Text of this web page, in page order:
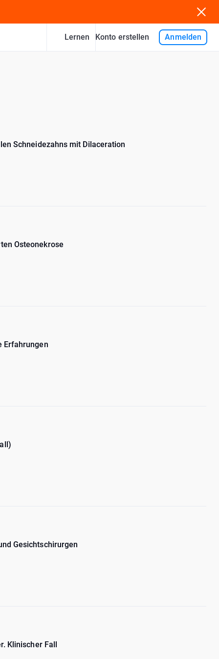
Lernen Konto erstellen Anmelden
Schneidezahns mit Dilaceration
Osteonekrose
Erfahrungen
Gesichtschirurgen
Klinischer Fall